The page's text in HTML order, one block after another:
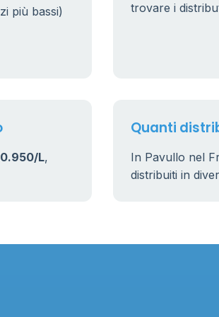
più bassi)
trovare i
L,
Quanti
In Pavullo nel
distribuiti in